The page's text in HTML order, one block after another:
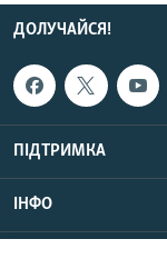
ДОЛУЧАЙСЯ!
ПІДТРИМКА
ІНФО